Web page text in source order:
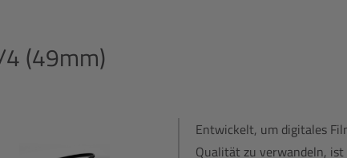
(49mm)
Entwickelt, um digitales
Qualität zu verwandeln,